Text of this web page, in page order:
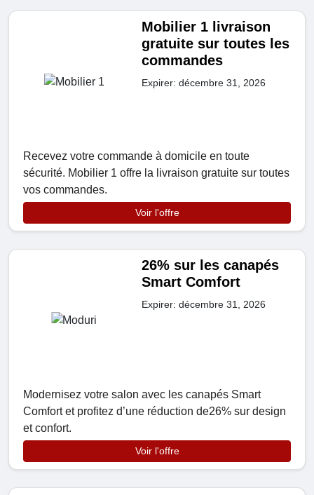
Mobilier 1 livraison
gratuite sur toutes les
commandes
Expirer: décembre 31, 2026
Recevez votre commande à domicile en toute
sécurité. Mobilier 1 offre la livraison gratuite sur toutes
vos commandes.
Voir l'offre
26% sur les canapés
Smart Comfort
Expirer: décembre 31, 2026
Modernisez votre salon avec les canapés Smart
Comfort et profitez d’une réduction de26% sur design
et confort.
Voir l'offre